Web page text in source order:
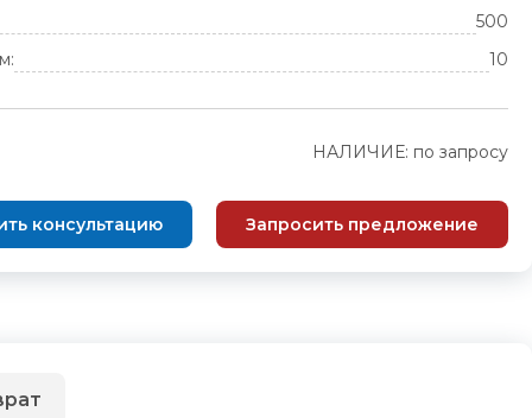
500
10
НАЛИЧИЕ: по запросу
консультацию Запросить предложение